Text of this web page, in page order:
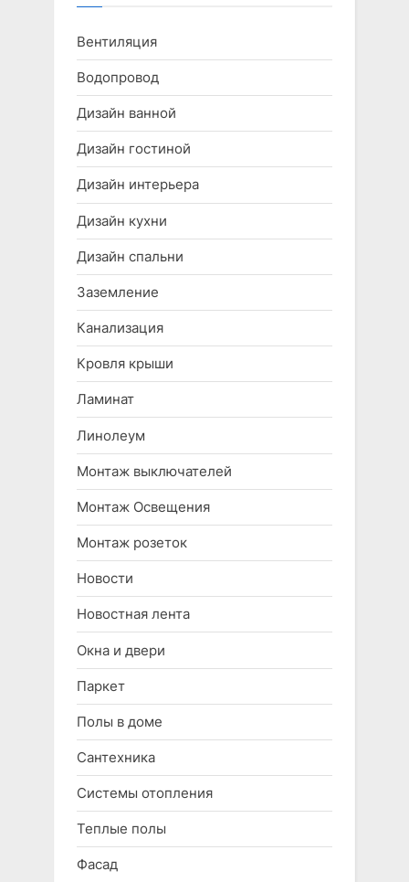
Вентиляция
Водопровод
Дизайн ванной
Дизайн гостиной
Дизайн интерьера
Дизайн кухни
Дизайн спальни
Заземление
Канализация
Кровля крыши
Ламинат
Линолеум
Монтаж выключателей
Монтаж Освещения
Монтаж розеток
Новости
Новостная лента
Окна и двери
Паркет
Полы в доме
Сантехника
Системы отопления
Теплые полы
Фасад